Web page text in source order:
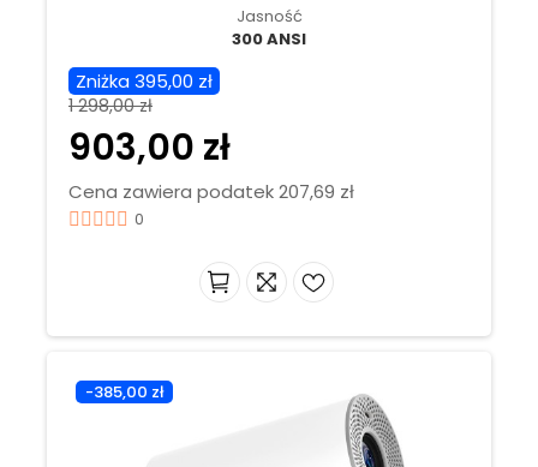
Jasność
300 ANSI
Zniżka 395,00 zł
1 298,00 zł
903,00 zł
Cena zawiera podatek 207,69 zł
0
-385,00 zł